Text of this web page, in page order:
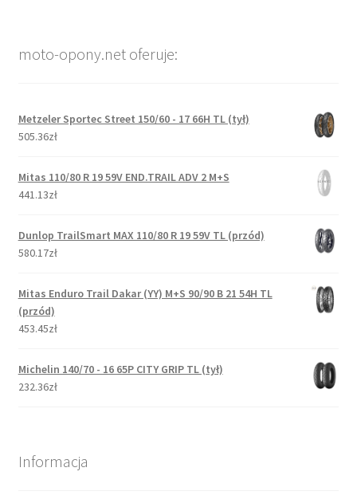
moto-opony.net oferuje:
Metzeler Sportec Street 150/60 - 17 66H TL (tył)
505.36zł
Mitas 110/80 R 19 59V END.TRAIL ADV 2 M+S
441.13zł
Dunlop TrailSmart MAX 110/80 R 19 59V TL (przód)
580.17zł
Mitas Enduro Trail Dakar (YY) M+S 90/90 B 21 54H TL
(przód)
453.45zł
Michelin 140/70 - 16 65P CITY GRIP TL (tył)
232.36zł
Informacja